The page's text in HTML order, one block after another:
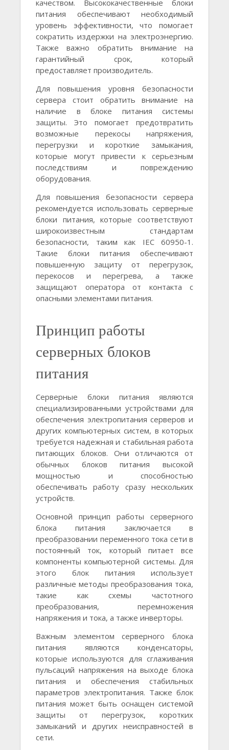
качеством. Высококачественные блоки
питания обеспечивают необходимый
уровень эффективности, что помогает
сократить издержки на электроэнергию.
Также важно обратить внимание на
гарантийный срок, который
предоставляет производитель.
Для повышения уровня безопасности
сервера стоит обратить внимание на
наличие в блоке питания системы
защиты. Это помогает предотвратить
возможные перекосы напряжения,
перегрузки и короткие замыкания,
которые могут привести к серьезным
последствиям и повреждению
оборудования.
Для повышения безопасности сервера
рекомендуется использовать серверные
блоки питания, которые соответствуют
широкоизвестным стандартам
безопасности, таким как IEC 60950-1.
Такие блоки питания обеспечивают
повышенную защиту от перегрузок,
перекосов и перегрева, а также
защищают оператора от контакта с
опасными элементами питания.
Принцип работы
серверных блоков
питания
Серверные блоки питания являются
специализированными устройствами для
обеспечения электропитания серверов и
других компьютерных систем, в которых
требуется надежная и стабильная работа
питающих блоков. Они отличаются от
обычных блоков питания высокой
мощностью и способностью
обеспечивать работу сразу нескольких
устройств.
Основной принцип работы серверного
блока питания заключается в
преобразовании переменного тока сети в
постоянный ток, который питает все
компоненты компьютерной системы. Для
этого блок питания использует
различные методы преобразования тока,
такие как схемы частотного
преобразования, перемножения
напряжения и тока, а также инверторы.
Важным элементом серверного блока
питания являются конденсаторы,
которые используются для сглаживания
пульсаций напряжения на выходе блока
питания и обеспечения стабильных
параметров электропитания. Также блок
питания может быть оснащен системой
защиты от перегрузок, коротких
замыканий и других неисправностей в
сети.